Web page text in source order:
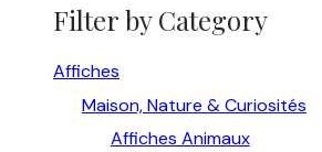
Filter by Category
Affiches
Maison, Nature & Curiosités
Affiches Animaux